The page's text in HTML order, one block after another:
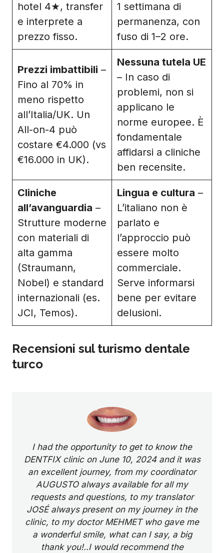
hotel 4★, transfer
e interprete a
prezzo fisso.
1 settimana di
permanenza, con
fuso di 1–2 ore.
Prezzi imbattibili –
Fino al 70% in
meno rispetto
all’Italia/UK. Un
All-on-4 può
costare €4.000 (vs
€16.000 in UK).
Nessuna tutela UE
– In caso di
problemi, non si
applicano le
norme europee. È
fondamentale
affidarsi a cliniche
ben recensite.
Cliniche
all’avanguardia –
Strutture moderne
con materiali di
alta gamma
(Straumann,
Nobel) e standard
internazionali (es.
JCI, Temos).
Lingua e cultura –
L’italiano non è
parlato e
l’approccio può
essere molto
commerciale.
Serve informarsi
bene per evitare
delusioni.
Recensioni sul turismo dentale
turco
I had the opportunity to get to know the
DENTFIX clinic on June 10, 2024 and it was
an excellent journey, from my coordinator
AUGUSTO always available for all my
requests and questions, to my translator
JOSÉ always present on my journey in the
clinic, to my doctor MEHMET who gave me
a wonderful smile, what can I say, a big
thank you!..I would recommend the